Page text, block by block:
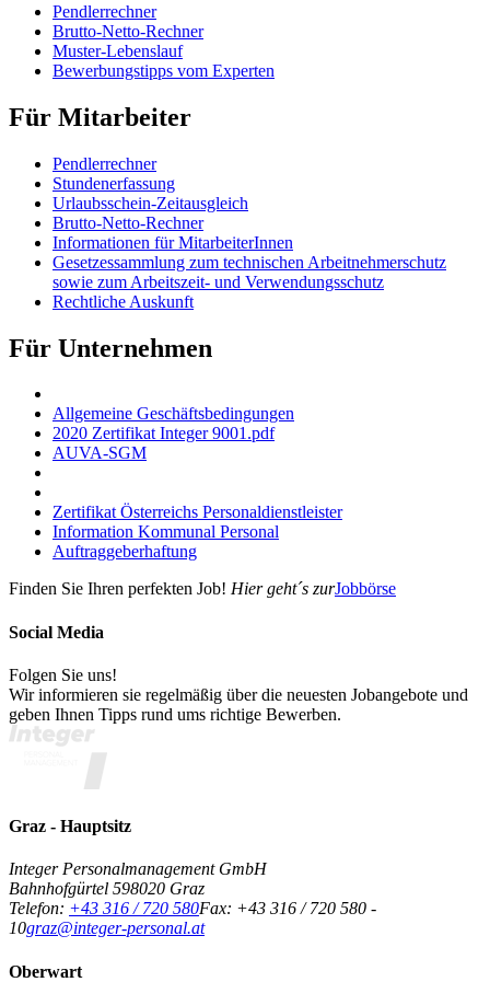
Pendlerrechner
Brutto-Netto-Rechner
Muster-Lebenslauf
Bewerbungstipps vom Experten
Für Mitarbeiter
Pendlerrechner
Stundenerfassung
Urlaubsschein-Zeitausgleich
Brutto-Netto-Rechner
Informationen für MitarbeiterInnen
Gesetzessammlung zum technischen Arbeitnehmerschutz
sowie zum Arbeitszeit- und Verwendungsschutz
Rechtliche Auskunft
Für Unternehmen
Allgemeine Geschäftsbedingungen
2020 Zertifikat Integer 9001.pdf
AUVA-SGM
Zertifikat Österreichs Personaldienstleister
Information Kommunal Personal
Auftraggeberhaftung
Finden Sie Ihren perfekten Job! Hier geht´s zurJobbörse
Social Media
Folgen Sie uns!
Wir informieren sie regelmäßig über die neuesten Jobangebote und
geben Ihnen Tipps rund ums richtige Bewerben.
Graz - Hauptsitz
Integer Personalmanagement GmbH
Bahnhofgürtel 598020 Graz
Telefon: +43 316 / 720 580Fax: +43 316 / 720 580 -
10graz@integer-personal.at
Oberwart